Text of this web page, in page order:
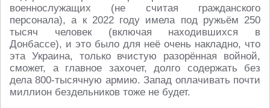
военнослужащих (не считая гражданского
персонала), а к 2022 году имела под ружьём 250
тысяч человек (включая находившихся в
Донбассе), и это было для неё очень накладно, что
эта Украина, только вчистую разорённая войной,
сможет, а главное захочет, долго содержать без
дела 800-тысячную армию. Запад оплачивать почти
миллион бездельников тоже не будет.